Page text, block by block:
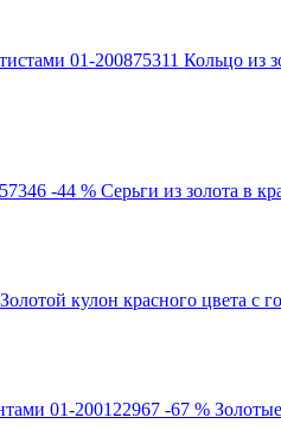
Кольцо из
-44 % Серьги из золота в
Золотой кулон красного цвета с
-67 %